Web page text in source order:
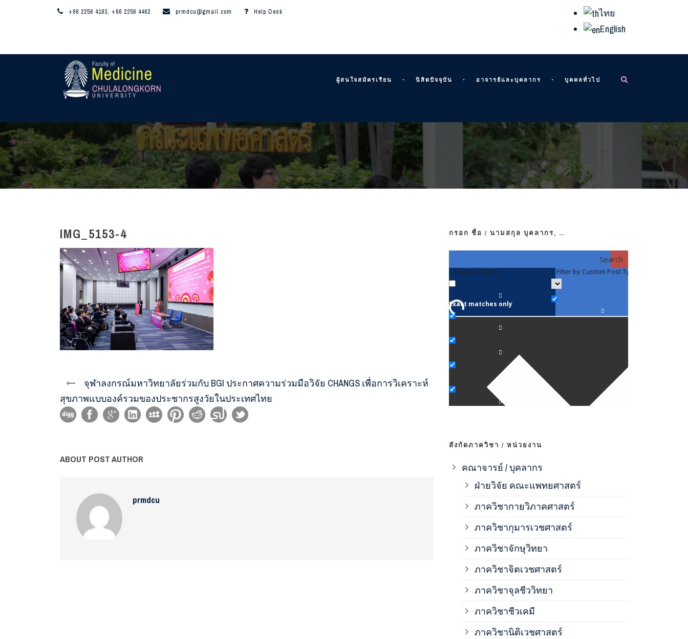
+66 2256 4183, +66 2256 4462 prmdcu@gmail.com Help Desk
ไทย
English
ผู้สนใจสมัครเรียน นิสิตปัจจุบัน อาจารย์และบุคลากร บุคคลทั่วไป
IMG_5153-4
จุฬาลงกรณ์มหาวิทยาลัยร่วมกับ BGI ประกาศความร่วมมือวิจัย CHANGS เพื่อการวิเคราะห์
สุขภาพแบบองค์รวมของประชากรสูงวัยในประเทศไทย
ABOUT POST AUTHOR
prmdcu
กรอก ชื่อ / นามสกุล บุคลากร, …
Search
Generic filters
Exact matches only
Filter by Custom Post Type
สังกัดภาควิชา / หน่วยงาน
คณาจารย์ / บุคลากร
ฝ่ายวิจัย คณะแพทยศาสตร์
ภาควิชากายวิภาคศาสตร์
ภาควิชากุมารเวชศาสตร์
ภาควิชาจักษุวิทยา
ภาควิชาจิตเวชศาสตร์
ภาควิชาจุลชีววิทยา
ภาควิชาชีวเคมี
ภาควิชานิติเวชศาสตร์